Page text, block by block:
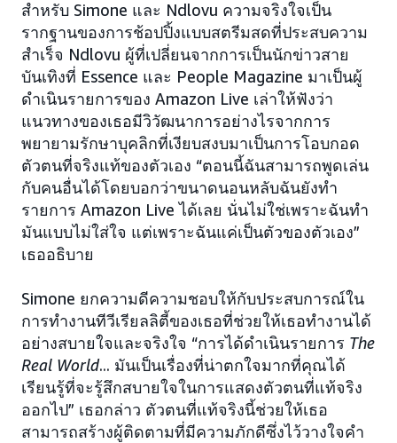
สำหรับ Simone และ Ndlovu ความจริงใจเป็น
รากฐานของการช้อปปิ้งแบบสตรีมสดที่ประสบความ
สำเร็จ Ndlovu ผู้ที่เปลี่ยนจากการเป็นนักข่าวสาย
บันเทิงที่ Essence และ People Magazine มาเป็นผู้
ดำเนินรายการของ Amazon Live เล่าให้ฟังว่า
แนวทางของเธอมีวิวัฒนาการอย่างไรจากการ
พยายามรักษาบุคลิกที่เงียบสงบมาเป็นการโอบกอด
ตัวตนที่จริงแท้ของตัวเอง “ตอนนี้ฉันสามารถพูดเล่น
กับคนอื่นได้โดยบอกว่าขนาดนอนหลับฉันยังทำ
รายการ Amazon Live ได้เลย นั่นไม่ใช่เพราะฉันทำ
มันแบบไม่ใส่ใจ แต่เพราะฉันแค่เป็นตัวของตัวเอง”
เธออธิบาย
Simone ยกความดีความชอบให้กับประสบการณ์ใน
การทำงานทีวีเรียลลิตี้ของเธอที่ช่วยให้เธอทำงานได้
อย่างสบายใจและจริงใจ “การได้ดำเนินรายการ The
Real World... มันเป็นเรื่องที่น่าตกใจมากที่คุณได้
เรียนรู้ที่จะรู้สึกสบายใจในการแสดงตัวตนที่แท้จริง
ออกไป” เธอกล่าว ตัวตนที่แท้จริงนี้ช่วยให้เธอ
สามารถสร้างผู้ติดตามที่มีความภักดีซึ่งไว้วางใจคำ